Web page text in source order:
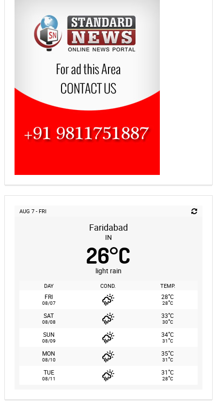
AUG 7 - FRI
Faridabad
IN
26°C
light rain
DAY COND. TEMP.
FRI
08/07
28°C
28°C
SAT
08/08
33°C
30°C
SUN
08/09
34°C
31°C
MON
08/10
35°C
31°C
TUE
08/11
31°C
28°C